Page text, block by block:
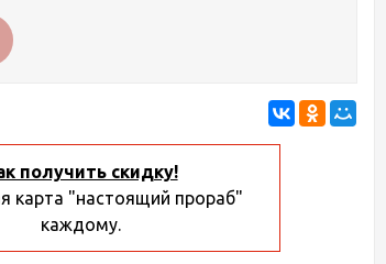
получить скидку!
карта "настоящий прораб"
каждому.